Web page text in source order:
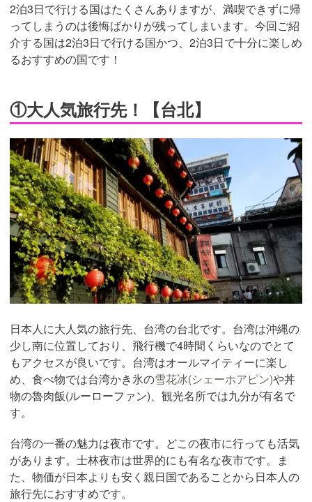
2泊3日で行ける国はたくさんありますが、満喫できずに帰
ってしまうのは後悔ばかりが残ってしまいます。今回ご紹
介する国は2泊3日で行ける国かつ、2泊3日で十分に楽しめ
るおすすめの国です！
①大人気旅行先！【台北】
日本人に大人気の旅行先、台湾の台北です。台湾は沖縄の
少し南に位置しており、飛行機で4時間くらいなのでとて
もアクセスが良いです。台湾はオールマイティーに楽し
め、食べ物では台湾かき氷の雪花冰(シェーホアピン)や丼
物の魯肉飯(ルーローファン)、観光名所では九分が有名で
す。
台湾の一番の魅力は夜市です。どこの夜市に行っても活気
があります。士林夜市は世界的にも有名な夜市です。ま
た、物価が日本よりも安く親日国であることから日本人の
旅行先におすすめです。